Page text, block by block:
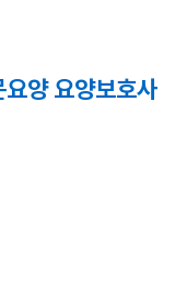
양 요양보호사